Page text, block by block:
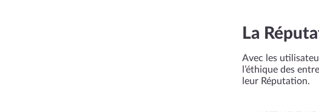
La
Avec les
l’éthique des
leur Réputation.